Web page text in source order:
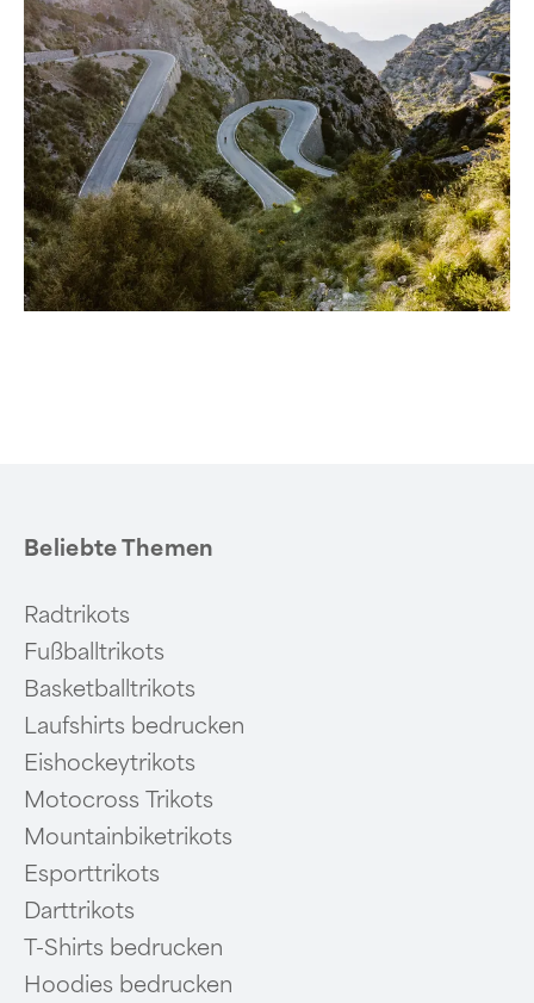
Beliebte Themen
Radtrikots
Fußballtrikots
Basketballtrikots
Laufshirts bedrucken
Eishockeytrikots
Motocross Trikots
Mountainbiketrikots
Esporttrikots
Darttrikots
T-Shirts bedrucken
Hoodies bedrucken